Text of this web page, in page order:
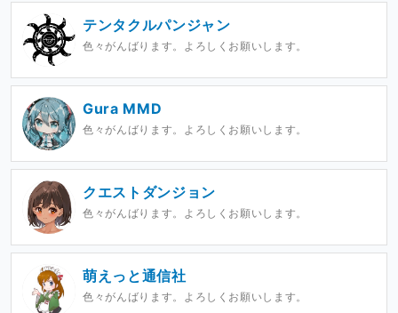
テンタクルパンジャン
色々がんばります。よろしくお願いします。
Gura MMD
色々がんばります。よろしくお願いします。
クエストダンジョン
色々がんばります。よろしくお願いします。
萌えっと通信社
色々がんばります。よろしくお願いします。